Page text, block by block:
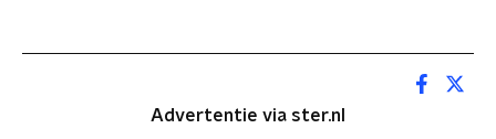
Advertentie via ster.nl